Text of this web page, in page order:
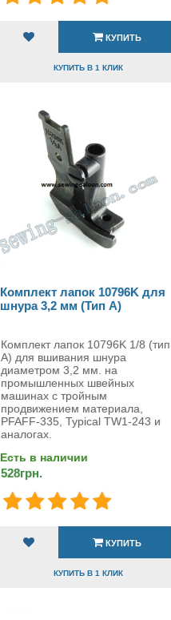
КУПИТЬ
КУПИТЬ В 1 КЛИК
Комплект лапок 10796K для
шнура 3,2 мм (Тип A)
Комплект лапок 10796K 1/8 (тип
A) для вшивания шнура
диаметром 3,2 мм. на
промышленных швейных
машинах с тройным
продвижением материала,
PFAFF-335, Typical TW1-243 и
аналогах.
Есть в наличии
528грн.
КУПИТЬ
КУПИТЬ В 1 КЛИК